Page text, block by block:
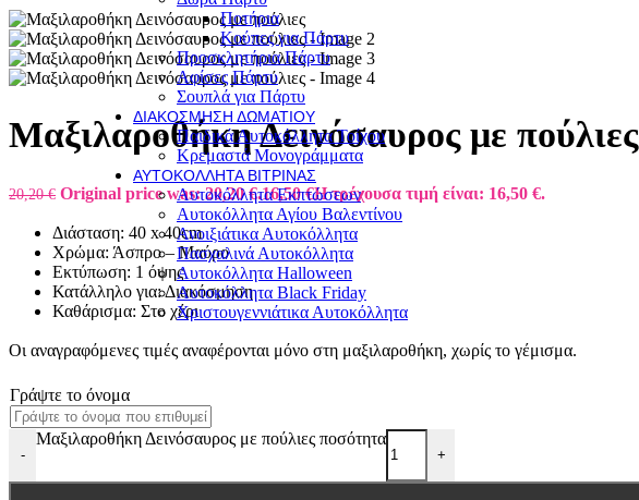
Ποτήρια
Κούπες για Πάρτυ
Προσκλητήρια Πάρτυ
Αφίσες Πάρτυ
Σουπλά για Πάρτυ
ΔΙΑΚΌΣΜΗΣΗ ΔΩΜΑΤΊΟΥ
Παιδικά Αυτοκόλλητα Τοίχου
Κρεμαστά Μονογράμματα
ΑΥΤΟΚΌΛΛΗΤΑ ΒΙΤΡΊΝΑΣ
Αυτοκόλλητα Εκπτώσεων
Αυτοκόλλητα Αγίου Βαλεντίνου
Ανοιξιάτικα Αυτοκόλλητα
Πασχαλινά Αυτοκόλλητα
Αυτοκόλλητα Halloween
Αυτοκόλλητα Black Friday
Χριστουγεννιάτικα Αυτοκόλλητα
Μαξιλαροθήκη Δεινόσαυρος με πούλιες
20,20€ Original price was: 20,20 €.16,50€Η τρέχουσα τιμή είναι: 16,50 €.
Διάσταση: 40 x 40cm
Χρώμα: Άσπρο – Μαύρο
Εκτύπωση: 1 όψης
Κατάλληλο για: Διακόσμηση
Καθάρισμα: Στο χέρι
Οι αναγραφόμενες τιμές αναφέρονται μόνο στη μαξιλαροθήκη, χωρίς το γέμισμα.
Γράψτε το όνομα
-
Μαξιλαροθήκη Δεινόσαυρος με πούλιες ποσότητα
+